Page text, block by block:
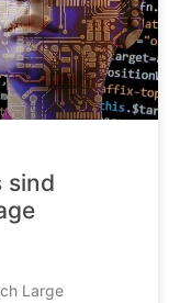
sind
Large